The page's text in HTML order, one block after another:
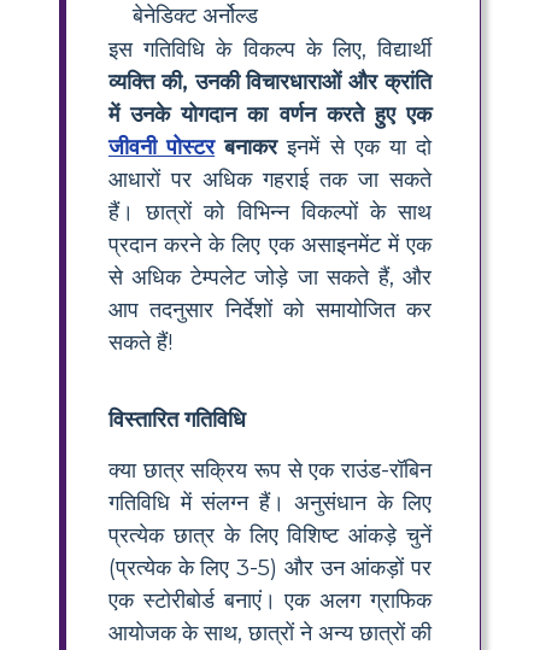
बेनेडिक्ट अर्नोल्ड
इस गतिविधि के विकल्प के लिए, विद्यार्थी
व्यक्ति की, उनकी विचारधाराओं और क्रांति
में उनके योगदान का वर्णन करते हुए एक
जीवनी पोस्टरबनाकरइनमें से एक या दो
आधारों पर अधिक गहराई तक जा सकते
हैं। छात्रों को विभिन्न विकल्पों के साथ
प्रदान करने के लिए एक असाइनमेंट में एक
से अधिक टेम्पलेट जोड़े जा सकते हैं, और
आप तदनुसार निर्देशों को समायोजित कर
सकते हैं!
विस्तारित गतिविधि
क्या छात्र सक्रिय रूप से एक राउंड-रॉबिन
गतिविधि में संलग्न हैं। अनुसंधान के लिए
प्रत्येक छात्र के लिए विशिष्ट आंकड़े चुनें
(प्रत्येक के लिए 3-5) और उन आंकड़ों पर
एक स्टोरीबोर्ड बनाएं। एक अलग ग्राफिक
आयोजक के साथ, छात्रों ने अन्य छात्रों की